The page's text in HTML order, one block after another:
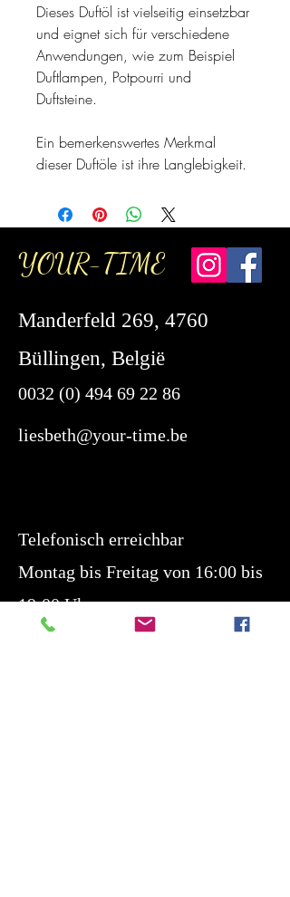
Dieses Duftöl ist vielseitig einsetzbar
und eignet sich für verschiedene
Anwendungen, wie zum Beispiel
Duftlampen, Potpourri und
Duftsteine.
Ein bemerkenswertes Merkmal
dieser Duftöle ist ihre Langlebigkeit.
YOUR-TIME
0032 (0) 494 69 22 86
liesbeth@your-time.be
Telefonisch erreichbar
Montag bis Freitag von 16:00 bis
19:00 Uhr
Samstag von 10:00 bis 14:00 Uhr
Manderfeld 269, 4760
Büllingen, België